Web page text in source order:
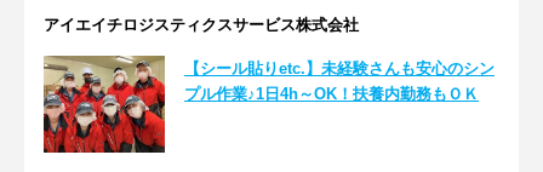
アイエイチロジスティクスサービス株式会社
【シール貼りetc.】未経験さんも安心のシン
プル作業♪1日4h～OK！扶養内勤務もＯＫ